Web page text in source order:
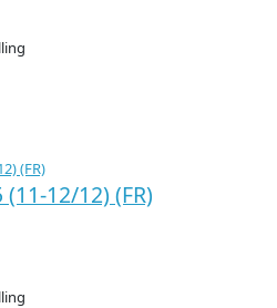
12/12) (FR)